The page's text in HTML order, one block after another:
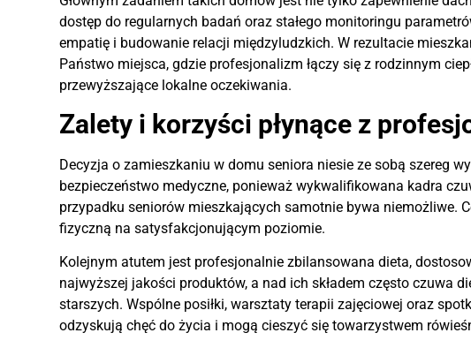
dostęp do regularnych badań oraz stałego monitoringu
empatię i budowanie relacji międzyludzkich. W rezultacie
Państwo miejsca, gdzie profesjonalizm łączy się z rodzinnym
przewyższające lokalne oczekiwania.
Zalety i korzyści płynące z
Decyzja o zamieszkaniu w domu seniora niesie ze sobą szereg
bezpieczeństwo medyczne, ponieważ wykwalifikowana kadra
przypadku seniorów mieszkających samotnie bywa niemożliwe.
fizyczną na satysfakcjonującym poziomie.
Kolejnym atutem jest profesjonalnie zbilansowana dieta,
najwyższej jakości produktów, a nad ich składem często czuwa
starszych. Wspólne posiłki, warsztaty terapii zajęciowej oraz
odzyskują chęć do życia i mogą cieszyć się towarzystwem